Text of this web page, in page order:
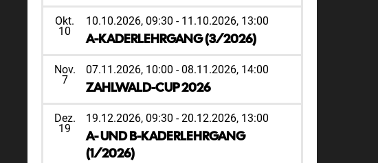
Okt.
10
10.10.2026, 09:30 - 11.10.2026, 13:00
A-KADERLEHRGANG (3/2026)
Nov.
7
07.11.2026, 10:00 -08.11.2026, 14:00
ZAHLWALD-CUP 2026
Dez.
19
19.12.2026, 09:30 -20.12.2026, 13:00
A- UND B-KADERLEHRGANG
(1/2026)